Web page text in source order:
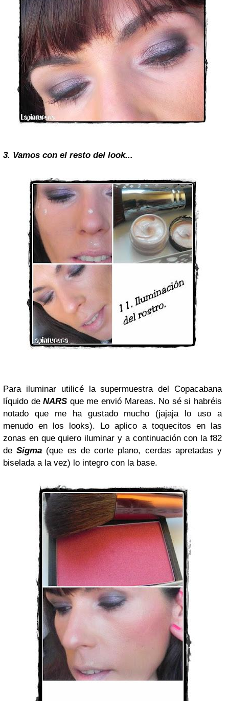
3. Vamos con el resto del look...
Para iluminar utilicé la supermuestra del Copacabana
líquido deNARS que me envió Mareas. No sé si habréis
notado que me ha gustado mucho (jajaja lo uso a
menudo en los looks). Lo aplico a toquecitos en las
zonas en que quiero iluminar y a continuación con la f82
deSigma (que es de corte plano, cerdas apretadas y
biselada a la vez) lo integro con la base.